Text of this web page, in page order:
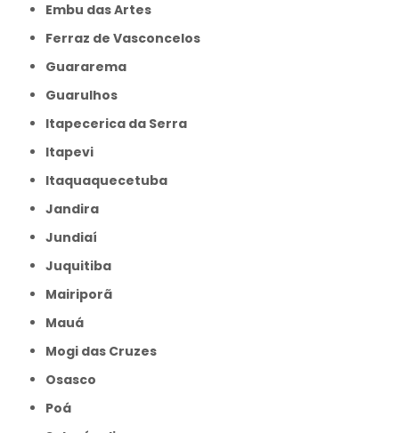
Embu das Artes
Ferraz de Vasconcelos
Guararema
Guarulhos
Itapecerica da Serra
Itapevi
Itaquaquecetuba
Jandira
Jundiaí
Juquitiba
Mairiporã
Mauá
Mogi das Cruzes
Osasco
Poá